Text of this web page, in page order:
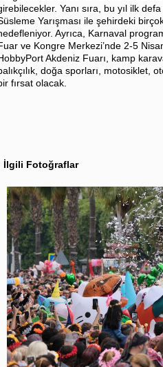
Yanı sıra, bu yıl ilk
Yarışması ile şehirdeki
Ayrıca, Karnaval
ve Kongre Merkezi’nde 2-5
Akdeniz Fuarı, kamp
doğa sporları, motosiklet,
fırsat olacak.
İlgili Fotoğraflar